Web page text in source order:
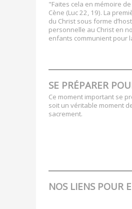
"Faites cela en mémoire
Cène (Luc 22, 19). La
du Christ sous forme
personnelle au Christ en
enfants communient pour
SE PRÉPARER
Ce moment important se
soit un véritable moment
sacrement.
NOS LIENS POUR